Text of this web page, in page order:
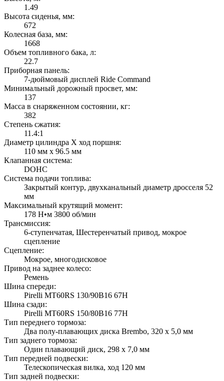
1.49
Высота сиденья, мм:
672
Колесная база, мм:
1668
Объем топливного бака, л:
22.7
Приборная панель:
7-дюймовый дисплей Ride Command
Минимальный дорожный просвет, мм:
137
Масса в снаряженном состоянии, кг:
382
Степень сжатия:
11.4:1
Диаметр цилиндра X ход поршня:
110 мм x 96.5 мм
Клапанная система:
DOHC
Система подачи топлива:
Закрытый контур, двухканальный диаметр дросселя 52
мм
Максимальный крутящий момент:
178 Н•м 3800 об/мин
Трансмиссия:
6-ступенчатая, Шестеренчатый привод, мокрое
сцепление
Сцепление:
Мокрое, многодисковое
Привод на заднее колесо:
Ремень
Шина спереди:
Pirelli MT60RS 130/90B16 67H
Шина сзади:
Pirelli MT60RS 150/80B16 77H
Тип переднего тормоза:
Два полу-плавающих диска Brembo, 320 x 5,0 мм
Тип заднего тормоза:
Один плавающий диск, 298 x 7,0 мм
Тип передней подвески:
Телескопическая вилка, ход 120 мм
Тип задней подвески: